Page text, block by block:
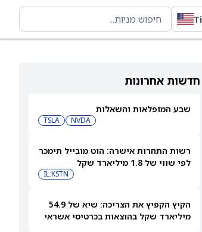
חדשות אחרונות
שבע המופלאות והשאלות
NVDA
TSLA
רשות התחרות אישרה: הוט מובייל תימכר
לפי שווי של 1.8 מיליארד שקל
IL:KSTN
הקיץ הקפיץ את הצריכה: שיא של 54.9
מיליארד שקל בהוצאות בכרטיסי אשראי